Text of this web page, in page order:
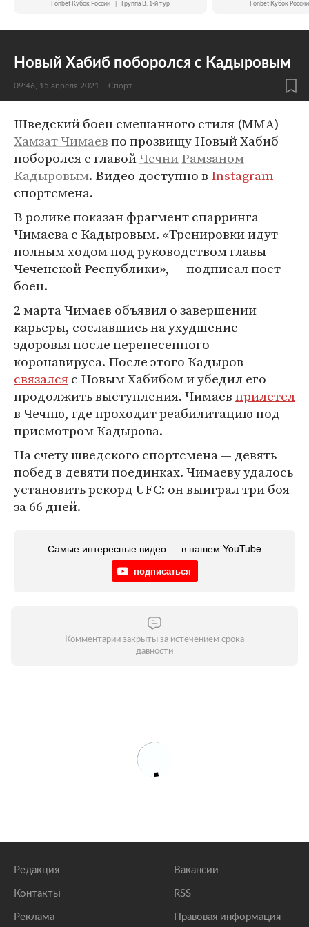
Fonbet Кубок России Группа B. 1-й тур Fonbet Кубок России
Новый Хабиб поборолся с Кадыровым
09:46, 15 апреля 2021 Спорт
Шведский боец смешанного стиля (MMA)
Хамзат Чимаевпо прозвищу Новый Хабиб
поборолся с главойЧечниРамзаном
Кадыровым. Видео доступно в Instagram
спортсмена.
В ролике показан фрагмент спарринга
Чимаева с Кадыровым. «Тренировки идут
полным ходом под руководством главы
Чеченской Республики», — подписал пост
боец.
2 марта Чимаев объявил о завершении
карьеры, сославшись на ухудшение
здоровья после перенесенного
коронавируса. После этого Кадыров
связалсяс Новым Хабибом и убедил его
продолжить выступления. Чимаевприлетел
в Чечню, где проходит реабилитацию под
присмотром Кадырова.
На счету шведского спортсмена — девять
побед в девяти поединках. Чимаеву удалось
установить рекорд UFC: он выиграл три боя
за 66 дней.
Самые интересные видео — в нашем YouTube
подписаться
Комментарии закрыты за истечением срока
давности
Редакция
Контакты
Реклама
Вакансии
RSS
Правовая информация